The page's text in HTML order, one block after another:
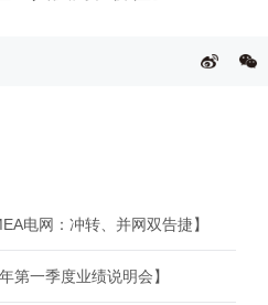
电网：冲转、并网双告捷】
第一季度业绩说明会】